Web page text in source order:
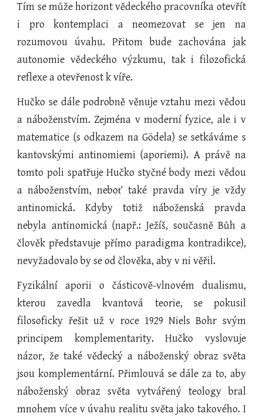
Tím se může horizont vědeckého pracovníka otevřít
i pro kontemplaci a neomezovat se jen na
rozumovou úvahu. Přitom bude zachována jak
autonomie vědeckého výzkumu, tak i filozofická
reflexe a otevřenost k víře.
Hučko se dále podrobně věnuje vztahu mezi vědou
a náboženstvím. Zejména v moderní fyzice, ale i v
matematice (s odkazem na Gödela) se setkáváme s
kantovskými antinomiemi (aporiemi). A právě na
tomto poli spatřuje Hučko styčné body mezi vědou
a náboženstvím, neboť také pravda víry je vždy
antinomická. Kdyby totiž náboženská pravda
nebyla antinomická (např.: Ježíš, současně Bůh a
člověk představuje přímo paradigma kontradikce),
nevyžadovalo by se od člověka, aby v ni věřil.
Fyzikální aporii o částicově-vlnovém dualismu,
kterou zavedla kvantová teorie, se pokusil
filosoficky řešit už v roce 1929 Niels Bohr svým
principem komplementarity. Hučko vyslovuje
názor, že také vědecký a náboženský obraz světa
jsou komplementární. Přimlouvá se dále za to, aby
náboženský obraz světa vytvářený teology bral
mnohem více v úvahu realitu světa jako takového. I